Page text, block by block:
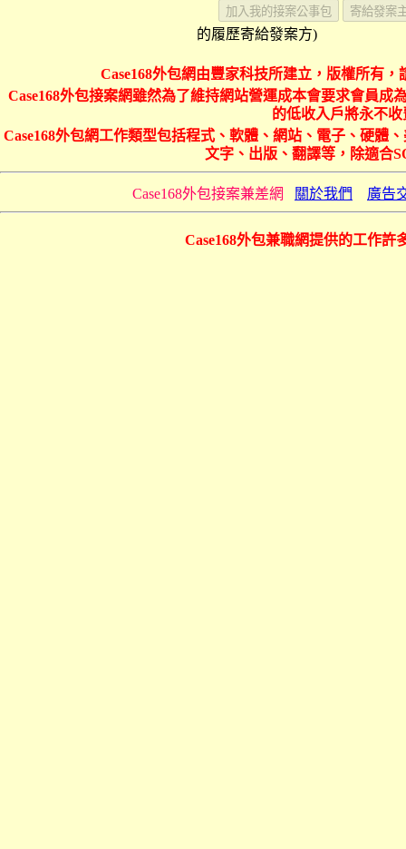
的履歷寄給發案方)
Case168外包網由豐家科技所建立，版權所有
Case168外包接案網雖然為了維持網站營運成本會要求會員
的低收入戶將永不收
Case168外包網工作類型包括程式、軟體、網站、電子、硬體
文字、出版、翻譯等，除適合
Case168外包接案兼差網 關於我們 廣告
Case168外包兼職網提供的工作